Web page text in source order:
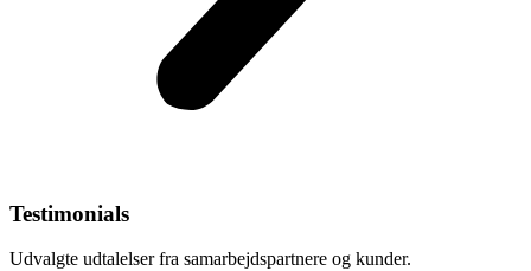
Testimonials
Udvalgte udtalelser fra samarbejdspartnere og kunder.